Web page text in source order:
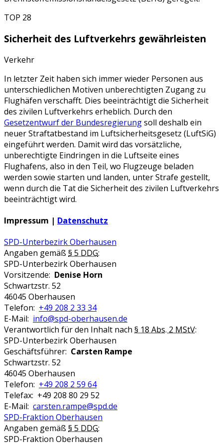
TOP 28
Sicherheit des Luftverkehrs gewährleisten
Verkehr
In letzter Zeit haben sich immer wieder Personen aus
unterschiedlichen Motiven unberechtigten Zugang zu
Flughäfen verschafft. Dies beeinträchtigt die Sicherheit
des zivilen Luftverkehrs erheblich. Durch den
Gesetzentwurf der Bundesregierungsoll deshalb ein
neuer Straftatbestand im Luftsicherheitsgesetz (LuftSiG)
eingeführt werden. Damit wird das vorsätzliche,
unberechtigte Eindringen in die Luftseite eines
Flughafens, also in den Teil, wo Flugzeuge beladen
werden sowie starten und landen, unter Strafe gestellt,
wenn durch die Tat die Sicherheit des zivilen Luftverkehrs
beeinträchtigt wird.
Impressum | Datenschutz
SPD-Unterbezirk Oberhausen
Angaben gemäß § 5 DDG:
SPD-Unterbezirk Oberhausen
Vorsitzende: Denise Horn
Schwartzstr. 52
46045 Oberhausen
Telefon: +49 208 2 33 34
E-Mail: info@spd-oberhausen.de
Verantwortlich für den Inhalt nach § 18 Abs. 2 MStV:
SPD-Unterbezirk Oberhausen
Geschäftsführer: Carsten Rampe
Schwartzstr. 52
46045 Oberhausen
Telefon: +49 208 2 59 64
Telefax: +49 208 80 29 52
E-Mail: carsten.rampe@spd.de
SPD-Fraktion Oberhausen
Angaben gemäß § 5 DDG:
SPD-Fraktion Oberhausen